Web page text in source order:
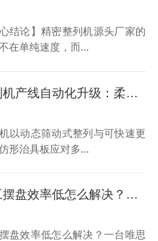
心结论】精密整列机源头厂家的
在单纯速度，而...
整列机产线自动化升级：柔性换产与OEE效率优化实践指南
以动态筛动式整列与可快速更
形治具板应对多...
人工摆盘效率低怎么解决？一台唯思特整列机，让产线效率翻5倍
盘效率低怎么解决？一台唯思